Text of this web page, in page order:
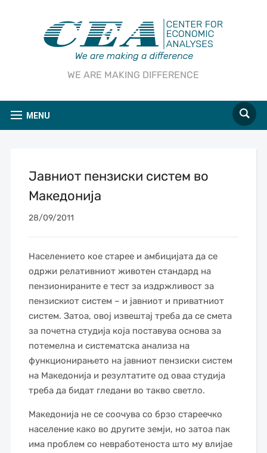
WE ARE MAKING DIFFERENCE
MENU
Јавниот пензиски систем во
Македонија
28/09/2011
Населението кое старее и амбицијата да се
одржи релативниот животен стандард на
пензионираните е тест за издржливост за
пензискиот систем – и јавниот и приватниот
систем. Затоа, овој извештај треба да се смета
за почетна студија која поставува основа за
потемелна и систематска анализа на
функционирањето на јавниот пензиски систем
на Македонија и резултатите од оваа студија
треба да бидат гледани во такво светло.
Македонија не се соочува со брзо стареечко
население како во другите земји, но затоа пак
има проблем со невработеноста што му влијае